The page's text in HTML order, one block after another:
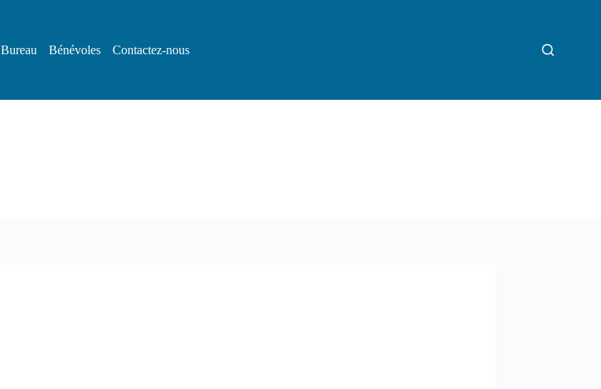
Bureau Bénévoles Contactez-nous